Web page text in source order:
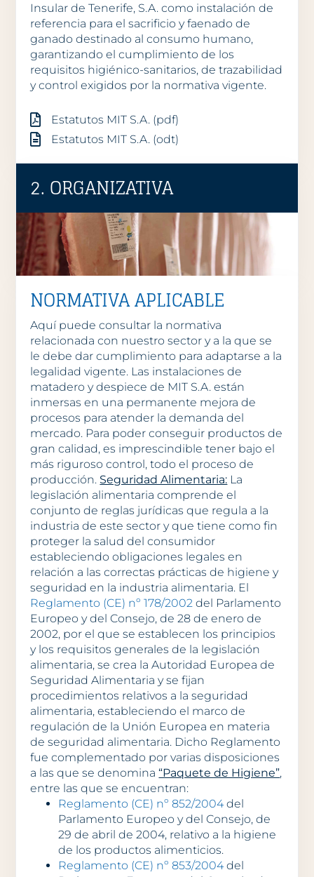
Insular de Tenerife, S.A. como instalación de
referencia para el sacrificio y faenado de
ganado destinado al consumo humano,
garantizando el cumplimiento de los
requisitos higiénico-sanitarios, de trazabilidad
y control exigidos por la normativa vigente.
Estatutos MIT S.A. (pdf)
Estatutos MIT S.A. (odt)
2. ORGANIZATIVA
NORMATIVA APLICABLE
Aquí puede consultar la normativa
relacionada con nuestro sector y a la que se
le debe dar cumplimiento para adaptarse a la
legalidad vigente. Las instalaciones de
matadero y despiece de MIT S.A. están
inmersas en una permanente mejora de
procesos para atender la demanda del
mercado. Para poder conseguir productos de
gran calidad, es imprescindible tener bajo el
más riguroso control, todo el proceso de
producción. Seguridad Alimentaria: La
legislación alimentaria comprende el
conjunto de reglas jurídicas que regula a la
industria de este sector y que tiene como fin
proteger la salud del consumidor
estableciendo obligaciones legales en
relación a las correctas prácticas de higiene y
seguridad en la industria alimentaria. El
Reglamento (CE) nº 178/2002 del Parlamento
Europeo y del Consejo, de 28 de enero de
2002, por el que se establecen los principios
y los requisitos generales de la legislación
alimentaria, se crea la Autoridad Europea de
Seguridad Alimentaria y se fijan
procedimientos relativos a la seguridad
alimentaria, estableciendo el marco de
regulación de la Unión Europea en materia
de seguridad alimentaria. Dicho Reglamento
fue complementado por varias disposiciones
a las que se denomina “Paquete de Higiene”,
entre las que se encuentran:
Reglamento (CE) nº 852/2004del
Parlamento Europeo y del Consejo, de
29 de abril de 2004, relativo a la higiene
de los productos alimenticios.
Reglamento (CE) nº 853/2004del